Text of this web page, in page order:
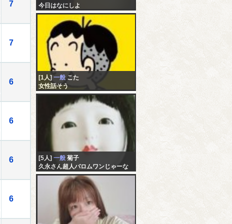
7
7
6
6
6
6
今日はなにしよ
[1人] 一般 こた
女性話そう
[5人] 一般 菊子
久永さん超人バロムワンじゃーな
いの誰だよ逮捕て嘘言うの・・い
い加減にしろよー(;´Д｀)